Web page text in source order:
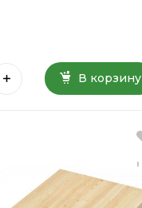
В корзину